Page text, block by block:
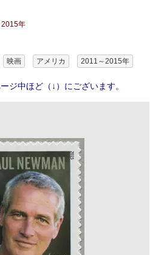
年
映画 アメリカ 2011～2015年
ジ中ほど（↓）にございます。